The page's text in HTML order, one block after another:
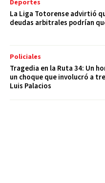
Deportes
La Liga Totorense advirtió
deudas arbitrales podrían
Policiales
Tragedia en la Ruta 34: Un
un choque que involucró a
Luis Palacios